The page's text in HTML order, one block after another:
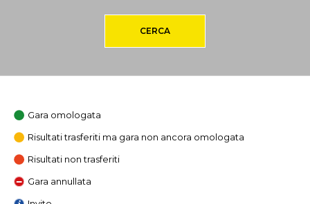
CERCA
Gara omologata
Risultati trasferiti ma gara non ancora omologata
Risultati non trasferiti
Gara annullata